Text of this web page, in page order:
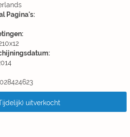
Pagina's:
uitverkocht